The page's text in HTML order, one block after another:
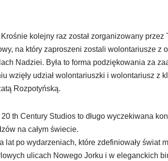
kolejny raz został zorganizowany przez
na który zaproszeni zostali wolontariusze z
Nadziei. Była to forma podziękowania za
wzięły udział wolontariuszki i wolontariusz z
Rozpotyńską.
th Century Studios to długo wyczekiwana
na całym świecie.
lat po wydarzeniach, które zdefiniowały świat
ulicach Nowego Jorku i w eleganckich